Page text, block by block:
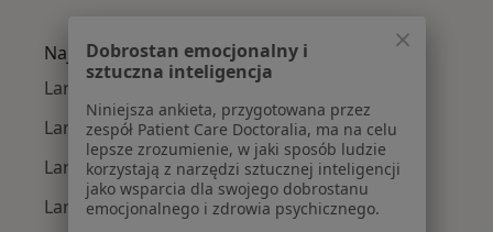
Najpopularniejsze ubezpieczenia
Laryngolodzy z Allianz w Katowicach
Laryngolodzy z POLMED w Katowicach
Laryngolodzy z Signal Iduna w Katowicach
Laryngolodzy z Medica Polska w Katowicach
Dobrostan emocjonalny i
sztuczna inteligencja
Niniejsza ankieta, przygotowana przez
zespół Patient Care Doctoralia, ma na celu
lepsze zrozumienie, w jaki sposób ludzie
korzystają z narzędzi sztucznej inteligencji
jako wsparcia dla swojego dobrostanu
emocjonalnego i zdrowia psychicznego.